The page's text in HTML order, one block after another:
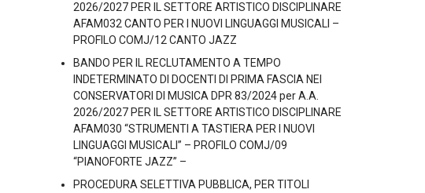
2026/2027 PER IL SETTORE ARTISTICO DISCIPLINARE
AFAM032 CANTO PER I NUOVI LINGUAGGI MUSICALI –
PROFILO COMJ/12 CANTO JAZZ
BANDO PER IL RECLUTAMENTO A TEMPO
INDETERMINATO DI DOCENTI DI PRIMA FASCIA NEI
CONSERVATORI DI MUSICA DPR 83/2024 per A.A.
2026/2027 PER IL SETTORE ARTISTICO DISCIPLINARE
AFAM030 “STRUMENTI A TASTIERA PER I NUOVI
LINGUAGGI MUSICALI” – PROFILO COMJ/09
“PIANOFORTE JAZZ” –
PROCEDURA SELETTIVA PUBBLICA, PER TITOLI